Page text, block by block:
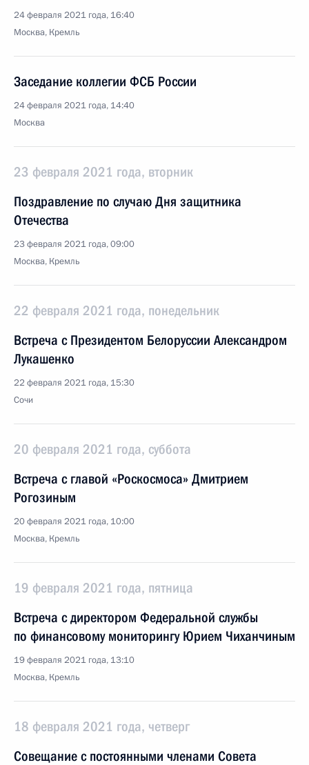
24 февраля 2021 года, 16:40
Москва, Кремль
Заседание коллегии ФСБ России
24 февраля 2021 года, 14:40
Москва
23 февраля 2021 года, вторник
Поздравление по случаю Дня защитника
Отечества
23 февраля 2021 года, 09:00
Москва, Кремль
22 февраля 2021 года, понедельник
Встреча с Президентом Белоруссии Александром
Лукашенко
22 февраля 2021 года, 15:30
Сочи
20 февраля 2021 года, суббота
Встреча с главой «Роскосмоса» Дмитрием
Рогозиным
20 февраля 2021 года, 10:00
Москва, Кремль
19 февраля 2021 года, пятница
Встреча с директором Федеральной службы
по финансовому мониторингу Юрием Чиханчиным
19 февраля 2021 года, 13:10
Москва, Кремль
18 февраля 2021 года, четверг
Совещание с постоянными членами Совета